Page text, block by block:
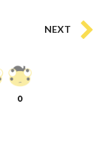
NEXT
0